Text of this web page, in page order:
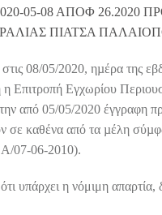
05-08 ΑΠΟΦ 26.2020
ΠΙΑΤΣΑ
08/05/2020, ηµέρα της
Επιτροπή Εγχωρίου
την από 05/05/2020 έγγραφη
σε καθένα από τα µέλη
07-06-2010).
υπάρχει η νόμιμη